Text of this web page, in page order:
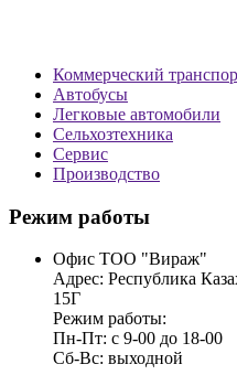
Коммерческий
Автобусы
Легковые автомобили
Сельхозтехника
Сервис
Производство
Режим работы
Офис ТОО "Вираж"
Адрес: Республика
15Г
Режим работы:
Пн-Пт: с 9-00 до 18-00
Сб-Вс: выходной